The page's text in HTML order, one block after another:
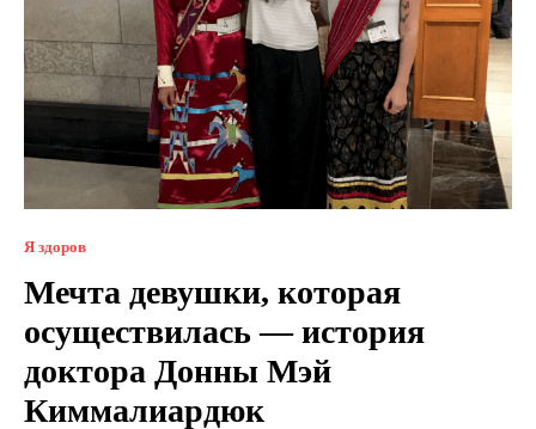
Я здоров
Мечта девушки, которая
осуществилась — история
доктора Донны Мэй
Киммалиардюк